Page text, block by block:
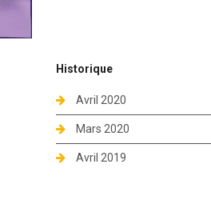
Historique
Avril 2020
Mars 2020
Avril 2019